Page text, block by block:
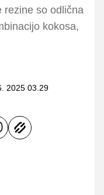
rezine so odlična
kokosa,
2025 03.29